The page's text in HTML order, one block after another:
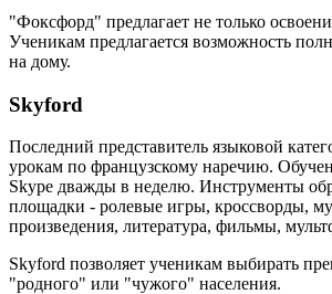
"Фоксфорд" предлагает не только
Ученикам предлагается возможность
на дому.
Skyford
Последний представитель языковой
урокам по французскому наречию.
Skype дважды в неделю. Инструменты
площадки - ролевые игры, кроссворды,
произведения, литература, фильмы,
Skyford позволяет ученикам выбирать
"родного" или "чужого" населения.